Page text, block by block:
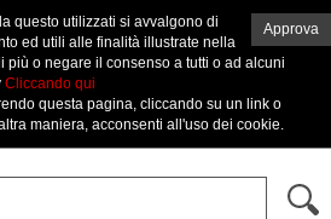
Approva
questo utilizzati si avvalgono di
ed utili alle finalità illustrate nella
più o negare il consenso a tutti o ad alcuni
Cliccando qui
questa pagina, cliccando su un link o
maniera, acconsenti all'uso dei cookie.